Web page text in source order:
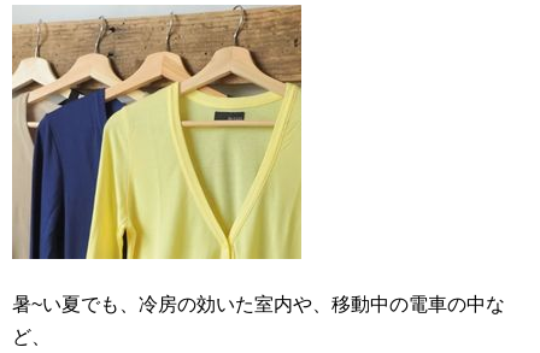
暑~い夏でも、冷房の効いた室内や、移動中の電車の中な
ど、